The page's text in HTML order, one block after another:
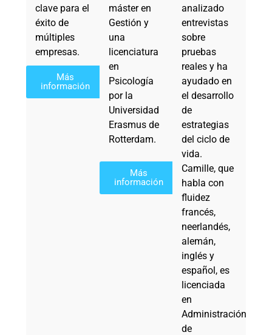
clave para el
éxito de
múltiples
empresas.
Más
información
máster en
Gestión y
una
licenciatura
en
Psicología
por la
Universidad
Erasmus de
Rotterdam.
Más
información
analizado
entrevistas
sobre
pruebas
reales y ha
ayudado en
el desarrollo
de
estrategias
del ciclo de
vida.
Camille, que
habla con
fluidez
francés,
neerlandés,
alemán,
inglés y
español, es
licenciada
en
Administración
de